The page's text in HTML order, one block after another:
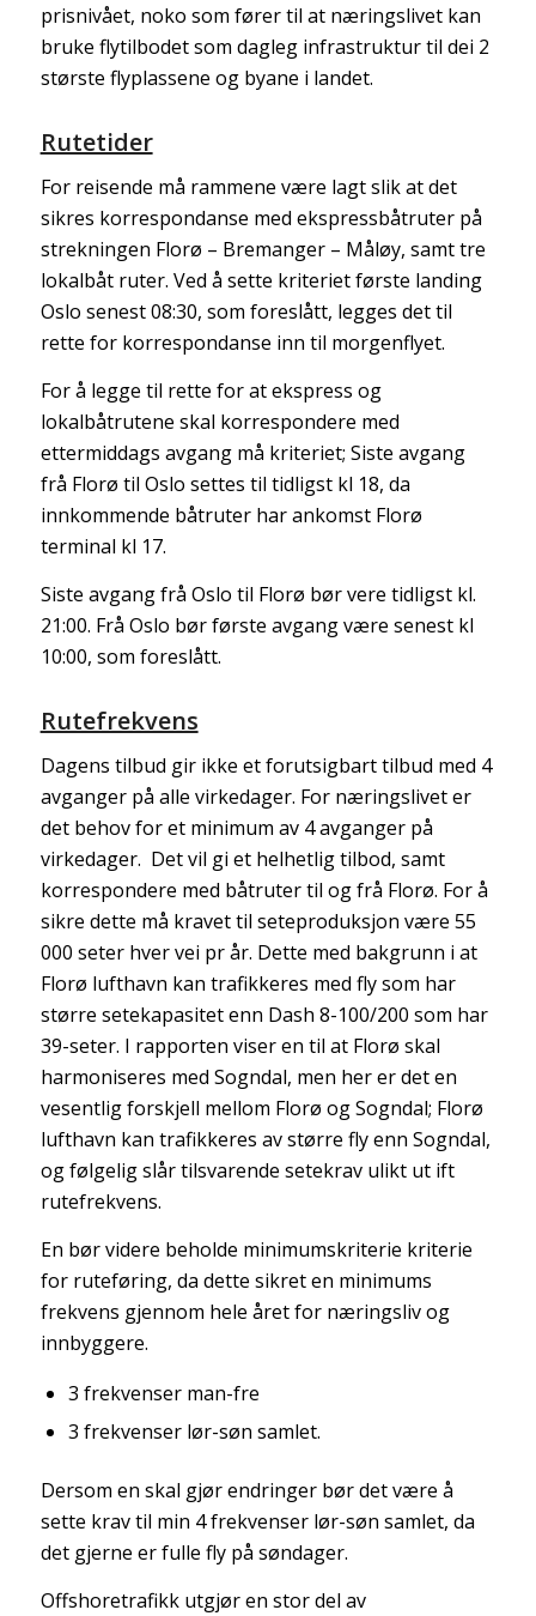
prisnivået, noko som fører til at næringslivet kan
bruke flytilbodet som dagleg infrastruktur til dei 2
største flyplassene og byane i landet.
Rutetider
For reisende må rammene være lagt slik at det
sikres korrespondanse med ekspressbåtruter på
strekningen Florø – Bremanger – Måløy, samt tre
lokalbåt ruter. Ved å sette kriteriet første landing
Oslo senest 08:30, som foreslått, legges det til
rette for korrespondanse inn til morgenflyet.
For å legge til rette for at ekspress og
lokalbåtrutene skal korrespondere med
ettermiddags avgang må kriteriet; Siste avgang
frå Florø til Oslo settes til tidligst kl 18, da
innkommende båtruter har ankomst Florø
terminal kl 17.
Siste avgang frå Oslo til Florø bør vere tidligst kl.
21:00. Frå Oslo bør første avgang være senest kl
10:00, som foreslått.
Rutefrekvens
Dagens tilbud gir ikke et forutsigbart tilbud med 4
avganger på alle virkedager. For næringslivet er
det behov for et minimum av 4 avganger på
virkedager. Det vil gi et helhetlig tilbod, samt
korrespondere med båtruter til og frå Florø. For å
sikre dette må kravet til seteproduksjon være 55
000 seter hver vei pr år. Dette med bakgrunn i at
Florø lufthavn kan trafikkeres med fly som har
større setekapasitet enn Dash 8-100/200 som har
39-seter. I rapporten viser en til at Florø skal
harmoniseres med Sogndal, men her er det en
vesentlig forskjell mellom Florø og Sogndal; Florø
lufthavn kan trafikkeres av større fly enn Sogndal,
og følgelig slår tilsvarende setekrav ulikt ut ift
rutefrekvens.
En bør videre beholde minimumskriterie kriterie
for ruteføring, da dette sikret en minimums
frekvens gjennom hele året for næringsliv og
innbyggere.
3 frekvenser man-fre
3 frekvenser lør-søn samlet.
Dersom en skal gjør endringer bør det være å
sette krav til min 4 frekvenser lør-søn samlet, da
det gjerne er fulle fly på søndager.
Offshoretrafikk utgjør en stor del av